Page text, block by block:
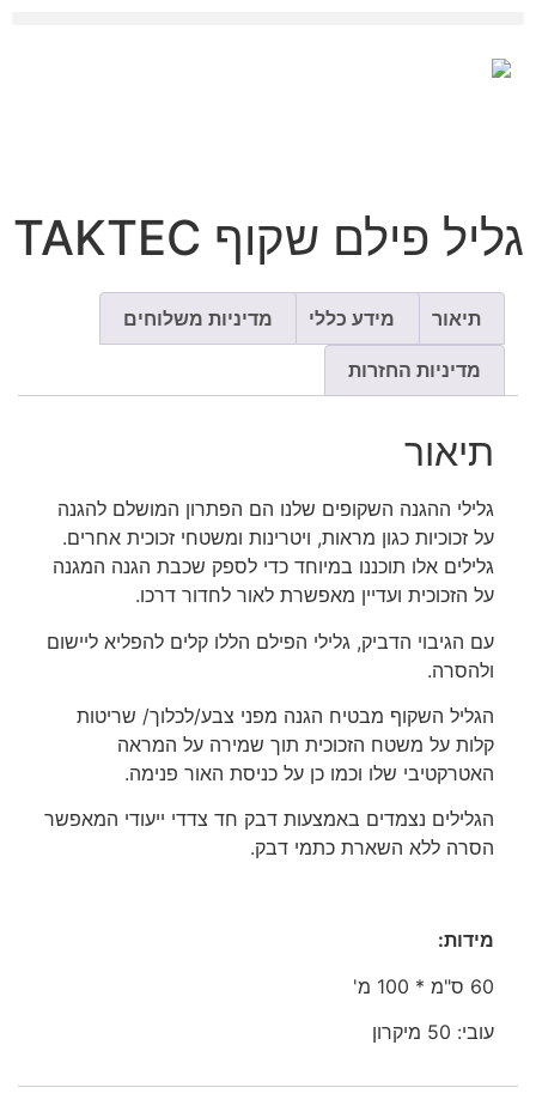
גליל פילם שקוף TAKTEC
תיאור מידע כללי מדיניות משלוחים
מדיניות החזרות
תיאור
גלילי ההגנה השקופים שלנו הם הפתרון המושלם להגנה
על זכוכיות כגון מראות, ויטרינות ומשטחי זכוכית אחרים.
גלילים אלו תוכננו במיוחד כדי לספק שכבת הגנה המגנה
על הזכוכית ועדיין מאפשרת לאור לחדור דרכו.
עם הגיבוי הדביק, גלילי הפילם הללו קלים להפליא ליישום
ולהסרה.
הגליל השקוף מבטיח הגנה מפני צבע/לכלוך/ שריטות
קלות על משטח הזכוכית תוך שמירה על המראה
האטרקטיבי שלו וכמו כן על כניסת האור פנימה.
הגלילים נצמדים באמצעות דבק חד צדדי ייעודי המאפשר
הסרה ללא השארת כתמי דבק.
מידות:
60 ס"מ * 100 מ'
עובי: 50 מיקרון